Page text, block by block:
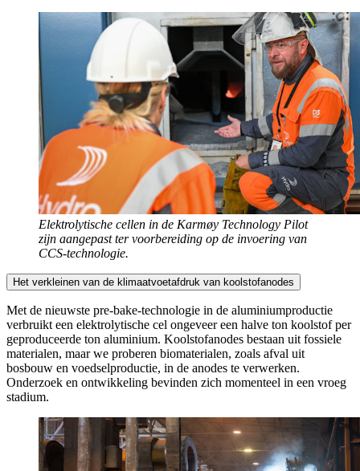
Elektrolytische cellen in de Karmøy Technology Pilot
zijn aangepast ter voorbereiding op de invoering van
CCS-technologie.
Het verkleinen van de klimaatvoetafdruk van koolstofanodes
Met de nieuwste pre-bake-technologie in de aluminiumproductie
verbruikt een elektrolytische cel ongeveer een halve ton koolstof per
geproduceerde ton aluminium. Koolstofanodes bestaan uit fossiele
materialen, maar we proberen biomaterialen, zoals afval uit
bosbouw en voedselproductie, in de anodes te verwerken.
Onderzoek en ontwikkeling bevinden zich momenteel in een vroeg
stadium.